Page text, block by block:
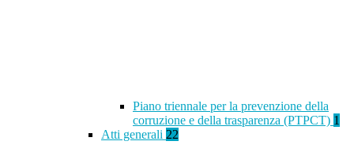
Piano triennale per la prevenzione della
corruzione e della trasparenza (PTPCT) 1
Atti generali 22